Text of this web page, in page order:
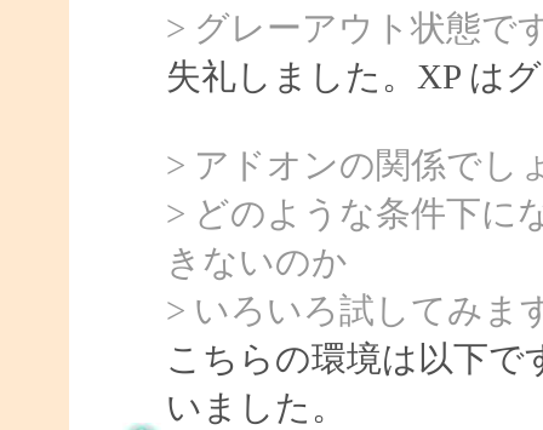
> グレーアウト状態で
失礼しました。XP は
> アドオンの関係でし
> どのような条件下に
きないのか
> いろいろ試してみま
こちらの環境は以下で
いました。